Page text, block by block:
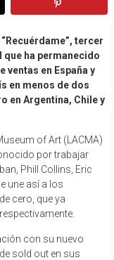
tercer
que ha permanecido
ventas en España y
en menos de dos
en Argentina, Chile y
of Art (LACMA)
por trabajar
Phill Collins, Eric
une así a los
cero, que ya
con su nuevo
sold out en sus